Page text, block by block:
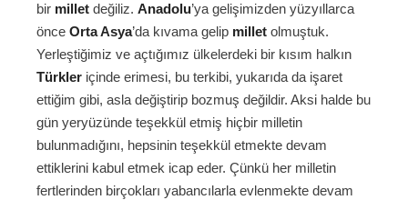
bir millet değiliz. Anadolu’ya gelişimizden yüzyıllarca
önce Orta Asya’da kıvama gelip millet olmuştuk.
Yerleştiğimiz ve açtığımız ülkelerdeki bir kısım halkın
Türkler içinde erimesi, bu terkibi, yukarıda da işaret
ettiğim gibi, asla değiştirip bozmuş değildir. Aksi halde bu
gün yeryüzünde teşekkül etmiş hiçbir milletin
bulunmadığını, hepsinin teşekkül etmekte devam
ettiklerini kabul etmek icap eder. Çünkü her milletin
fertlerinden birçokları yabancılarla evlenmekte devam